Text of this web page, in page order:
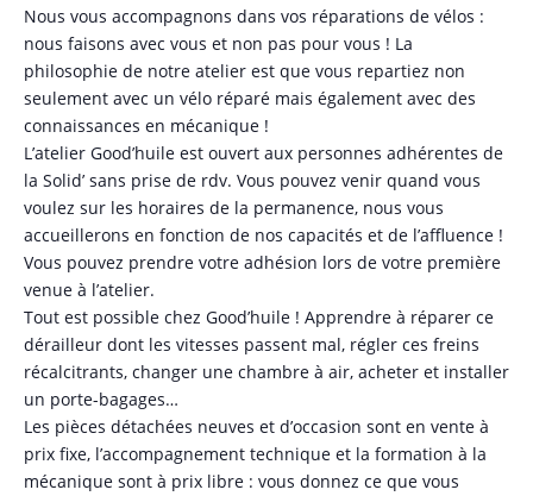
Nous vous accompagnons dans vos réparations de vélos :
nous faisons avec vous et non pas pour vous ! La
philosophie de notre atelier est que vous repartiez non
seulement avec un vélo réparé mais également avec des
connaissances en mécanique !
L’atelier Good’huile est ouvert aux personnes adhérentes de
la Solid’ sans prise de rdv. Vous pouvez venir quand vous
voulez sur les horaires de la permanence, nous vous
accueillerons en fonction de nos capacités et de l’affluence !
Vous pouvez prendre votre adhésion lors de votre première
venue à l’atelier.
Tout est possible chez Good’huile ! Apprendre à réparer ce
dérailleur dont les vitesses passent mal, régler ces freins
récalcitrants, changer une chambre à air, acheter et installer
un porte-bagages…
Les pièces détachées neuves et d’occasion sont en vente à
prix fixe, l’accompagnement technique et la formation à la
mécanique sont à prix libre : vous donnez ce que vous